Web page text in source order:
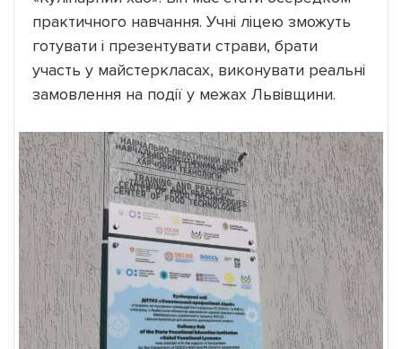
практичного навчання. Учні ліцею зможуть
готувати і презентувати страви, брати
участь у майстеркласах, виконувати реальні
замовлення на події у межах Львівщини.